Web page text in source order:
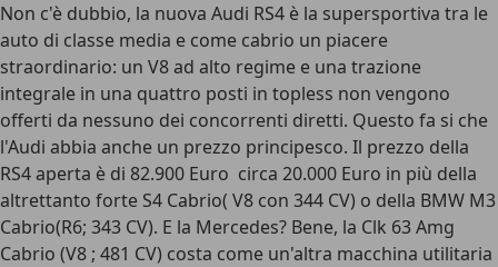
Non c'è dubbio, la nuova Audi RS4 è la supersportiva tra le
auto di classe media e come cabrio un piacere
straordinario: un V8 ad alto regime e una trazione
integrale in una quattro posti in topless non vengono
offerti da nessuno dei concorrenti diretti. Questo fa si che
l'Audi abbia anche un prezzo principesco. Il prezzo della
RS4 aperta è di 82.900 Euro  circa 20.000 Euro in più della
altrettanto forte S4 Cabrio( V8 con 344 CV) o della BMW M3
Cabrio(R6; 343 CV). E la Mercedes? Bene, la Clk 63 Amg
Cabrio (V8 ; 481 CV) costa come un'altra macchina utilitaria